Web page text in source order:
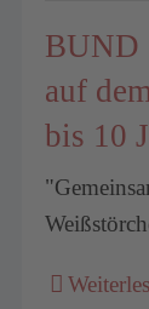
BUND
auf
bis 10